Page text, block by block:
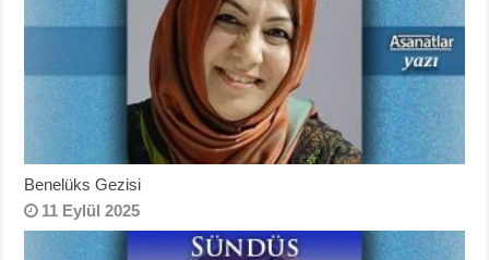
Benelüks Gezisi
11 Eylül 2025